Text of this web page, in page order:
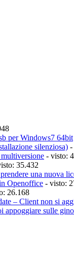
per Windows7 64bit
silenziosa) -
- visto:
35.432
una nuova
Openoffice - visto:
26.168
– Client non si
appoggiare sulle